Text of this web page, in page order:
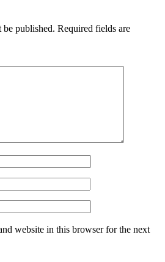
published. Required fields are
website in this browser for the next